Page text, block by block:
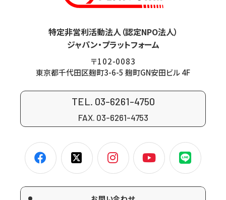
特定非営利活動法人（認定NPO法人）
ジャパン・プラットフォーム
〒102-0083
東京都千代田区麹町3-6-5 麹町GN安田ビル 4F
TEL. 03-6261-4750
FAX. 03-6261-4753